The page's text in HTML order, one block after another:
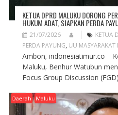
KETUA DPRD MALUKU DORONG
HUKUM ADAT, SIAPKAN PERDA
21/07/2026 KETUA
PERDA PAYUNG, UU
Ambon, indonesiatimur.co –
Maluku, Benhur Watubun
Focus Group Discussion
Daerah Maluku